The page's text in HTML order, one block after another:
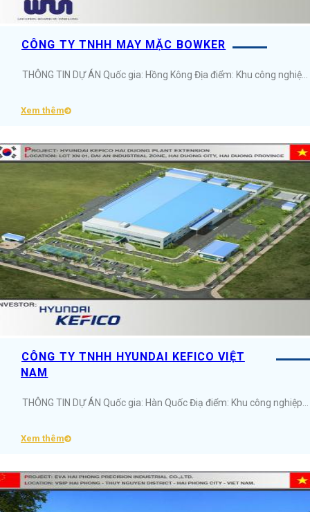
CÔNG TY TNHH MAY MẶC BOWKER
Xem thêm
CÔNG TY TNHH HYUNDAI KEFICO VIỆT
NAM
Xem thêm